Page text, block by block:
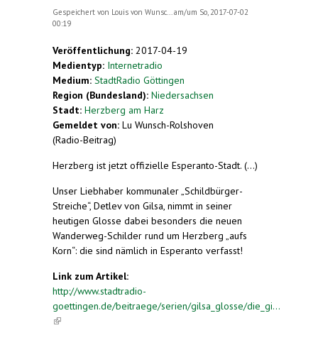
Gespeichert von Louis von Wunsc...
am/um So, 2017-07-02
00:19
Veröffentlichung: 2017-04-19
Medientyp: Internetradio
Medium: StadtRadio Göttingen
Region (Bundesland): Niedersachsen
Stadt: Herzberg am Harz
Gemeldet von: Lu Wunsch-Rolshoven
(Radio-Beitrag)
Herzberg ist jetzt offizielle Esperanto-Stadt. (...)
Unser Liebhaber kommunaler „Schildbürger-
Streiche“, Detlev von Gilsa, nimmt in seiner
heutigen Glosse dabei besonders die neuen
Wanderweg-Schilder rund um Herzberg „aufs
Korn“: die sind nämlich in Esperanto verfasst!
Link zum Artikel:
http://www.stadtradio-
goettingen.de/beitraege/serien/gilsa_glosse/die_gi...
(link is external)